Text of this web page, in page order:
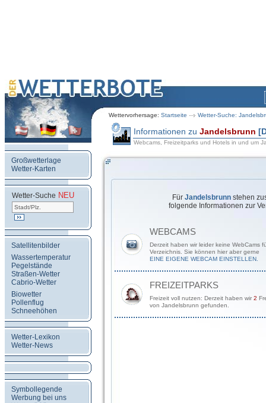
Wettervorhersage: Startseite Wetter-Suche:
Großwetterlage
Wetter-Karten
Wetter-Suche NEU
Satellitenbilder
Wassertemperatur
Pegelstände
Straßen-Wetter
Cabrio-Wetter
Biowetter
Pollenflug
Schneehöhen
Wetter-Lexikon
Wetter-News
Symbollegende
Werbung bei uns
Informationen zu Jandelsbrunn
Webcams, Freizeitparks und Hotels in und um
Für Jandelsbrunnstehen
folgende Informationen zur
WEBCAMS
Derzeit haben wir leider keine WebCams
Verzeichnis. Sie können hier aber gerne
EINE EIGENE WEBCAM EINSTELLEN.
FREIZEITPARKS
Freizeit voll nutzen: Derzeit haben wir 2
von Jandelsbrunn gefunden.